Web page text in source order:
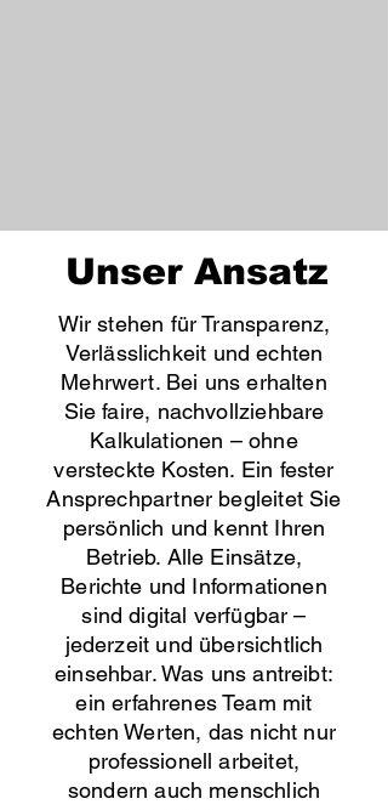
Unser Ansatz
Wir stehen für Transparenz,
Verlässlichkeit und echten
Mehrwert. Bei uns erhalten
Sie faire, nachvollziehbare
Kalkulationen – ohne
versteckte Kosten. Ein fester
Ansprechpartner begleitet Sie
persönlich und kennt Ihren
Betrieb. Alle Einsätze,
Berichte und Informationen
sind digital verfügbar –
jederzeit und übersichtlich
einsehbar. Was uns antreibt:
ein erfahrenes Team mit
echten Werten, das nicht nur
professionell arbeitet,
sondern auch menschlich